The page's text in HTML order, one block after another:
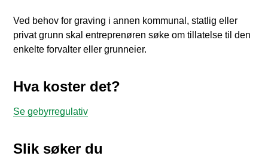
Ved behov for graving i annen kommunal, statlig eller
privat grunn skal entreprenøren søke om tillatelse til den
enkelte forvalter eller grunneier.
Hva koster det?
Se gebyrregulativ
Slik søker du